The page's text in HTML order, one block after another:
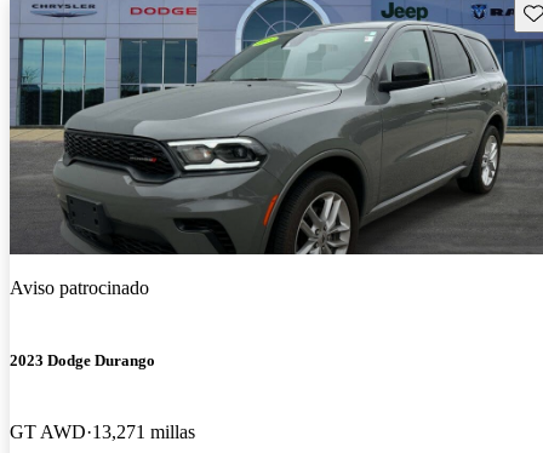
Aviso patrocinado
2023 Dodge Durango
GT AWD 13,271 millas